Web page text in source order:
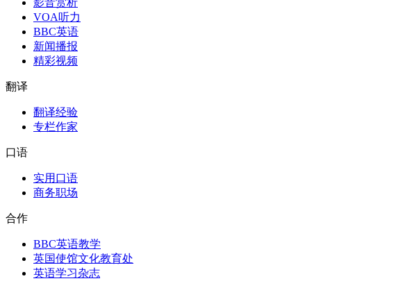
影音赏析
VOA听力
BBC英语
新闻播报
精彩视频
翻译
翻译经验
专栏作家
口语
实用口语
商务职场
合作
BBC英语教学
英国使馆文化教育处
英语学习杂志